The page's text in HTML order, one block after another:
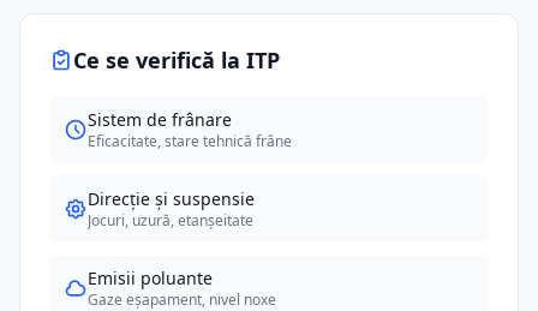
Ce se verifică la ITP
Sistem de frânare
Eficacitate, stare tehnică frâne
Direcție și suspensie
Jocuri, uzură, etanșeitate
Emisii poluante
Gaze eșapament, nivel noxe